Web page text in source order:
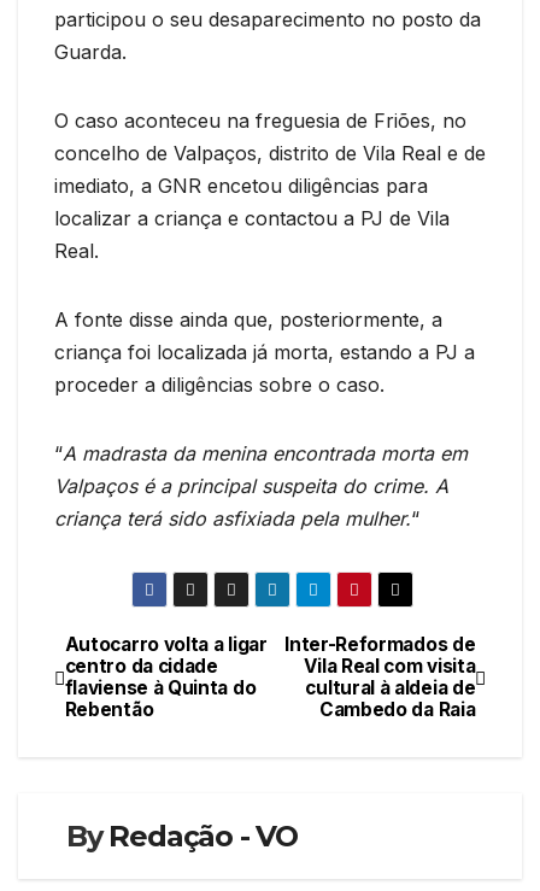
participou o seu desaparecimento no posto da
Guarda.
O caso aconteceu na freguesia de Friões, no
concelho de Valpaços, distrito de Vila Real e de
imediato, a GNR encetou diligências para
localizar a criança e contactou a PJ de Vila
Real.
A fonte disse ainda que, posteriormente, a
criança foi localizada já morta, estando a PJ a
proceder a diligências sobre o caso.
“A madrasta da menina encontrada morta em
Valpaços é a principal suspeita do crime. A
criança terá sido asfixiada pela mulher.“
Navegação
de
Inter-Reformados de
Vila Real com visita
cultural à aldeia de
Cambedo da Raia
Autocarro volta a ligar
centro da cidade
flaviense à Quinta do
Rebentão
ByRedação - VO